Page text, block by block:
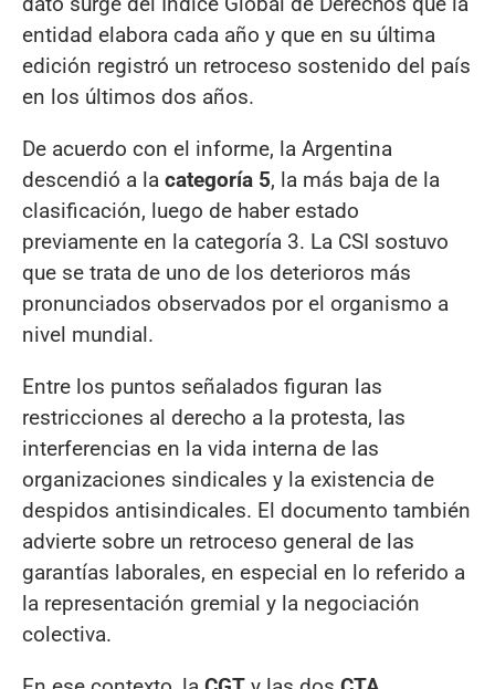
entidad elabora cada año y que en su última
edición registró un retroceso sostenido del país
en los últimos dos años.
De acuerdo con el informe, la Argentina
descendió a la categoría 5, la más baja de la
clasificación, luego de haber estado
previamente en la categoría 3. La CSI sostuvo
que se trata de uno de los deterioros más
pronunciados observados por el organismo a
nivel mundial.
Entre los puntos señalados figuran las
restricciones al derecho a la protesta, las
interferencias en la vida interna de las
organizaciones sindicales y la existencia de
despidos antisindicales. El documento también
advierte sobre un retroceso general de las
garantías laborales, en especial en lo referido a
la representación gremial y la negociación
colectiva.